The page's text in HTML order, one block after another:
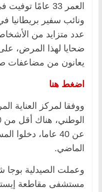
العمر 33 عامًا
ونائب سفير بريطانيا
ضحايا لهذا المرض،
يعانون من مضاعفات
اضغط هنا
ووفقا لمركز العناية
عن 40 عاما،
الماضي.
مستشفى مقاطعة